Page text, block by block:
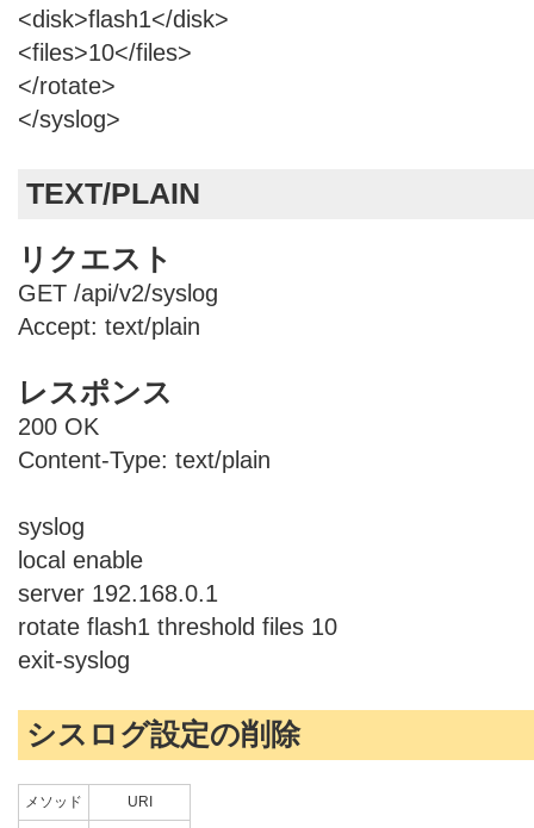
<disk>flash1</disk>
<files>10</files>
</rotate>
</syslog>
TEXT/PLAIN
リクエスト
GET /api/v2/syslog
Accept: text/plain
レスポンス
200 OK
Content-Type: text/plain
syslog
local enable
server 192.168.0.1
rotate flash1 threshold files 10
exit-syslog
シスログ設定の削除
メソッド URI